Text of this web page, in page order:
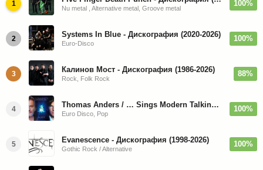
1
Nu metal , Alternative metal, Groove metal
100%
2 Systems In Blue - Дискография (2020-2026)
Euro-Disco
100%
3 Калинов Мост - Дискография (1986-2026)
Rock, Folk Rock
88%
4 Thomas Anders / … Sings Modern Talking: The Best hi-res
Euro Disco, Pop
100%
5 Evanescence - Дискография (1998-2026)
Gothic Rock / Alternative
100%